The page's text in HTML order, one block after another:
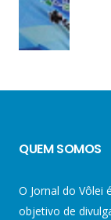
QUEM SOMOS
O Jornal do Vôlei
objetivo de